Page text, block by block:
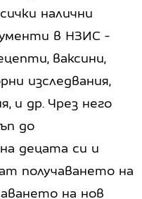
налични
в НЗИС -
ваксини,
изследвания,
и др. Чрез него
до
децата си и
получаването на
на нов